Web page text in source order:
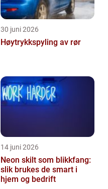
30 juni 2026
Høytrykkspyling av rør
14 juni 2026
Neon skilt som blikkfang:
slik brukes de smart i
hjem og bedrift